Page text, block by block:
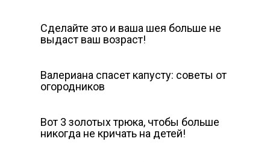
Сделайте это и ваша шея больше не
выдаст ваш возраст!
Валериана спасет капусту: советы от
огородников
Вот 3 золотых трюка, чтобы больше
никогда не кричать на детей!